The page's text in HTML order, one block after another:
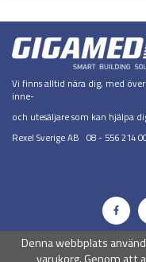
Vi finns alltid nära dig, med
inne-
och utesäljare som kan hjälpa
Rexel Sverige AB 08 - 556 214
Denna webbplats